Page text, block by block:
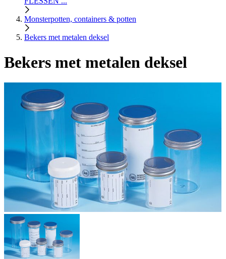
Monsterpotten, containers & potten
Bekers met metalen deksel
Bekers met metalen deksel